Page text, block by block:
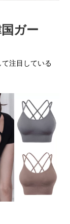
ガー
注目している